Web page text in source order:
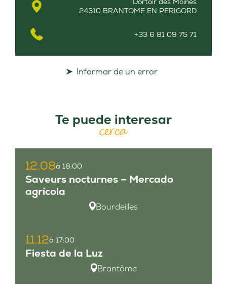
24310 BRANTOME EN PERIGORD
+33 6 81 09 75 71
Informar de un error
Te puede interesar
cerca
12.08à 18:00
Saveurs nocturnes – Mercado
agrícola
Bourdeilles
11.12à 17:00
Fiesta de la Luz
Brantôme